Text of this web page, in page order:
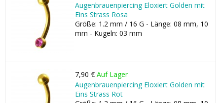
Augenbrauenpiercing Eloxiert Golden mit
Eins Strass Rosa
Größe: 1.2 mm / 16 G - Länge: 08 mm, 10
mm - Kugeln: 03 mm
7,90 € Auf Lager
Augenbrauenpiercing Eloxiert Golden mit
Eins Strass Rot